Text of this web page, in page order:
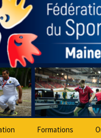
Formations